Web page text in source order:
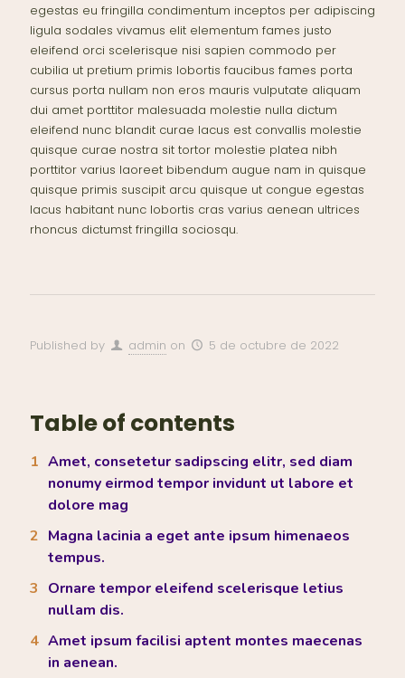
egestas eu fringilla condimentum inceptos per adipiscing
ligula sodales vivamus elit elementum fames justo
eleifend orci scelerisque nisi sapien commodo per
cubilia ut pretium primis lobortis faucibus fames porta
cursus porta nullam non eros mauris vulputate aliquam
dui amet porttitor malesuada molestie nulla dictum
eleifend nunc blandit curae lacus est convallis molestie
quisque curae nostra sit tortor molestie platea nibh
porttitor varius laoreet bibendum augue nam in quisque
quisque primis suscipit arcu quisque ut congue egestas
lacus habitant nunc lobortis cras varius aenean ultrices
rhoncus dictumst fringilla sociosqu.
Published by admin on 5 de octubre de 2022
Table of contents
Amet, consetetur sadipscing elitr, sed diam
nonumy eirmod tempor invidunt ut labore et
dolore mag
Magna lacinia a eget ante ipsum himenaeos
tempus.
Ornare tempor eleifend scelerisque letius
nullam dis.
Amet ipsum facilisi aptent montes maecenas
in aenean.